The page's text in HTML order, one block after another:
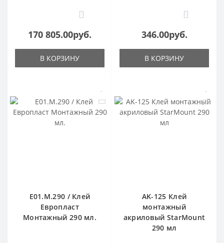
1
170 805.00руб.
В КОРЗИНУ
0
346.00руб.
В КОРЗИНУ
E01.M.290 / Клей
Европласт
Монтажный 290 мл.
AK-125 Клей
монтажный
акриловый StarMount
290 мл